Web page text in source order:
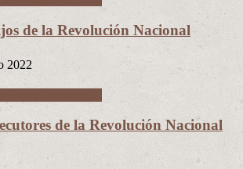
de la Revolución Nacional
2022
de la Revolución Nacional